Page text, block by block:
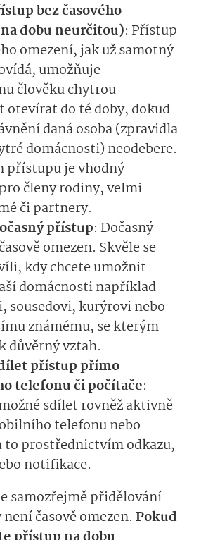
bez časového
dobu neurčitou): Přístup
omezení, jak už samotný
umožňuje
člověku chytrou
otevírat do té doby, dokud
daná osoba (zpravidla
domácnosti) neodebere.
přístupu je vhodný
členy rodiny, velmi
či partnery.
přístup: Dočasný
omezen. Skvěle se
kdy chcete umožnit
domácnosti například
sousedovi, kurýrovi nebo
známému, se kterým
důvěrný vztah.
přístup přímo
telefonu či počítače:
sdílet rovněž aktivně
telefonu nebo
to prostřednictvím odkazu,
notifikace.
samozřejmě přidělování
časově omezen. Pokud